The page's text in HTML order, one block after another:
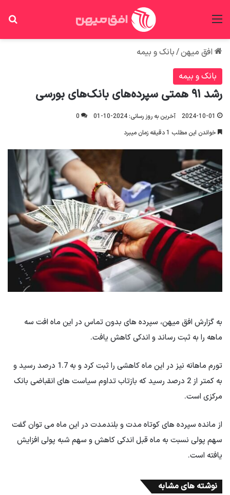
افق میهن/بانک و بیمه
بانک و بیمه
رشد ۹۱ همتی سپرده‌های بانک‌های بورسی
2024-10-01 آخرین به روز رسانی: 2024-10-01
0
خواندن این مطلب 1 دقیقه زمان میبرد
به گزارش افق میهن، سپرده های بدون تماس در این ماه افت سه
ماهه را به ثبت رساند و اندکی کاهش یافت.
تورم ماهانه نیز در این ماه کاهشی را ثبت کرد و به 1.7 درصد رسید و
به کمتر از 2 درصد رسید که بازتاب تداوم سیاست های انقباضی بانک
مرکزی است.
از مانده سپرده های کوتاه مدت و بلندمدت در این ماه می توان گفت
سهم پولی نسبت به ماه قبل اندکی کاهش و سهم شبه پولی افزایش
یافته است.
نوشته های مشابه